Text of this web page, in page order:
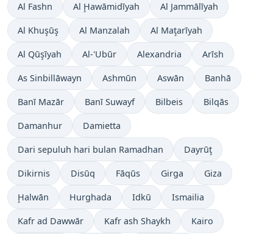
Al Fashn Al Ḩawāmidīyah Al Jammālīyah
Al Khuşūş Al Manzalah Al Maţarīyah
Al Qūşīyah Al-'Ubūr Alexandria Arīsh
As Sinbillāwayn Ashmūn Aswān Banhā
Banī Mazār Banī Suwayf Bilbeis Bilqās
Damanhur Damietta
Dari sepuluh hari bulan Ramadhan Dayrūţ
Dikirnis Disūq Fāqūs Girga Giza
Ḩalwān Hurghada Idkū Ismailia
Kafr ad Dawwār Kafr ash Shaykh Kairo